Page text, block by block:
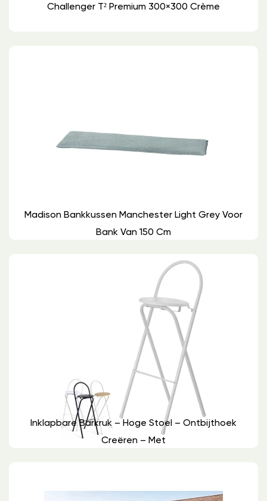
Challenger T² Premium 300×300 Crème
Madison Bankkussen Manchester Light Grey Voor
Bank Van 150 Cm
Inklapbare Barkruk – Hoge Stoel – Ontbijthoek
Creëren – Met